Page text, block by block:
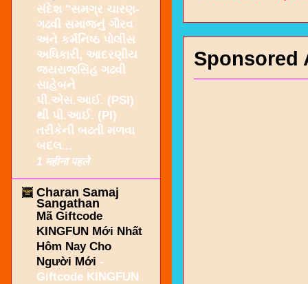
Sponsored
સંદેશ "સમગ્ર ચારણ-
ગઢવી સમાજનું ગૌરવ
અને કર્મનિષ્ઠ પોલીસ
અધિકારી, આદરણીય
જયરાજસિંહ ગઢવી
સાહેબને
પી.એસ.આઈ. (PSI)
થી પી.આઈ. (PI)
તરીકેની બઢતી મળવા
બદલ...
1 महीना पहले
Charan Samaj
Sangathan
Mã Giftcode
KINGFUN Mới Nhất
Hôm Nay Cho
Người Mới -
Giftcode KINGFUN